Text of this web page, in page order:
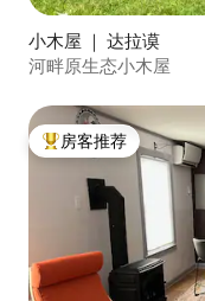
小木屋 ｜ 达拉谟
河畔原生态小木屋
热门「房客推荐」
房客推荐